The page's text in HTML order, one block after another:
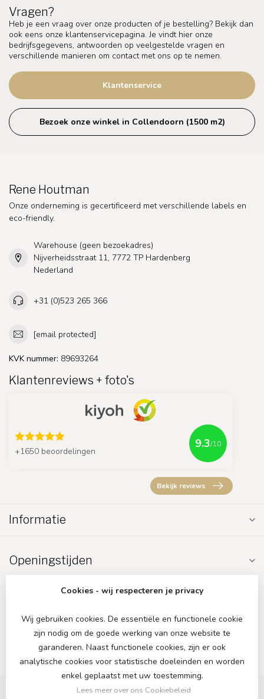
Vragen?
Heb je een vraag over onze producten of je bestelling? Bekijk dan
ook eens onze klantenservicepagina. Je vindt hier onze
bedrijfsgegevens, antwoorden op veelgestelde vragen en
verschillende manieren om contact met ons op te nemen.
Klantenservice
Bezoek onze winkel in Collendoorn (1500 m2)
Rene Houtman
Onze onderneming is gecertificeerd met verschillende labels en
eco-friendly.
Warehouse (geen bezoekadres)
Nijverheidsstraat 11, 7772 TP Hardenberg
Nederland
+31 (0)523 265 366
[email protected]
KVK nummer: 89693264
Klantenreviews + foto's
+1650 beoordelingen
9.3/10
Bekijk reviews
Informatie
Openingstijden
Cookies - wij respecteren je privacy
Wij gebruiken cookies. De essentiële en functionele cookie
zijn nodig om de goede werking van onze website te
garanderen. Naast functionele cookies, zijn er ook
analytische cookies voor statistische doeleinden en worden
enkel geplaatst met uw toestemming.
Lees meer over ons Cookiebeleid